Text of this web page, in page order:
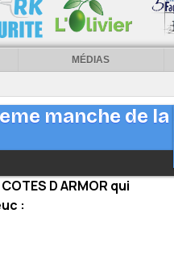
MÉDIAS
manche de la
D ARMOR qui
: